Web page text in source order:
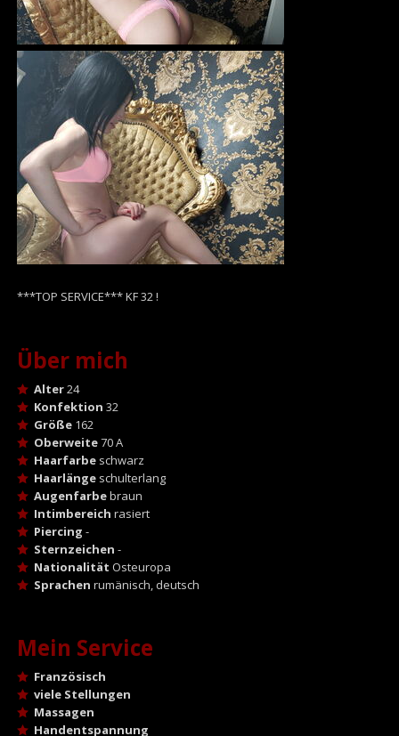
***TOP SERVICE*** KF 32 !
Über mich
Alter24
Konfektion 32
Größe162
Oberweite70 A
Haarfarbeschwarz
Haarlängeschulterlang
Augenfarbebraun
Intimbereich rasiert
Piercing -
Sternzeichen -
Nationalität Osteuropa
Sprachen rumänisch, deutsch
Mein Service
Französisch
viele Stellungen
Massagen
Handentspannung